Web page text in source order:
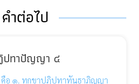
คำต่อไป
ปทาปัญญา ๔
อ ๑. ทุกขาปฏิปทาทันธาภิญญา